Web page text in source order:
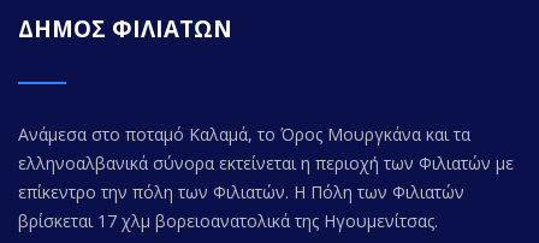
ΔΗΜΟΣ ΦΙΛΙΑΤΩΝ
Ανάμεσα στο ποταμό Καλαμά, το Όρος Μουργκάνα και τα
ελληνοαλβανικά σύνορα εκτείνεται η περιοχή των Φιλιατών με
επίκεντρο την πόλη των Φιλιατών. Η Πόλη των Φιλιατών
βρίσκεται 17 χλμ βορειοανατολικά της Ηγουμενίτσας.